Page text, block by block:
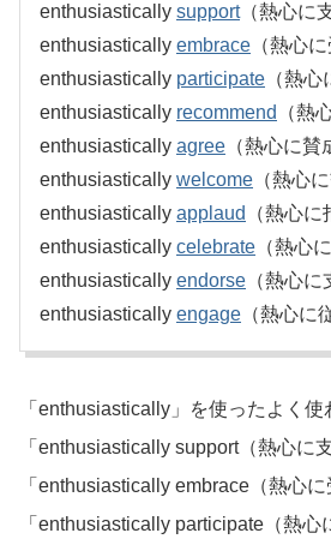
enthusiastically support（熱心に
enthusiastically embrace （熱心
enthusiastically participate （熱心
enthusiastically recommend
（熱
enthusiastically agree （熱心に賛
enthusiastically welcome （熱心
enthusiastically applaud
（熱心に
enthusiastically celebrate （熱心
enthusiastically endorse （熱心に
enthusiastically engage （熱心に
「enthusiastically」を使ったよく
「enthusiastically support（熱心に
「enthusiastically embrace（熱心に
「enthusiastically participate（熱